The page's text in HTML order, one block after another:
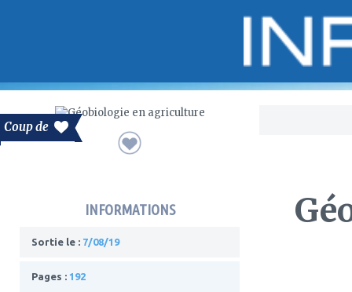
Coup de
INFORMATIONS
Sortie le : 7/08/19
Pages : 192